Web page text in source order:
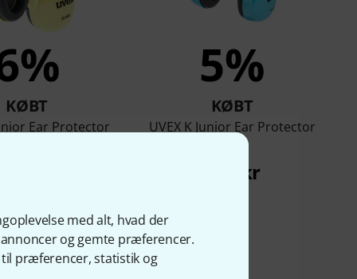
med alt, hvad der
og gemte præferencer.
til præferencer, statistik og
KØBT
Ear Protector
5%
KØBT
UVEX K Junior Ear Protector
135 kr